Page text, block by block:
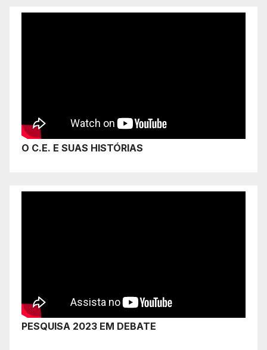
O C.E. E SUAS HISTÓRIAS
PESQUISA 2023 EM DEBATE